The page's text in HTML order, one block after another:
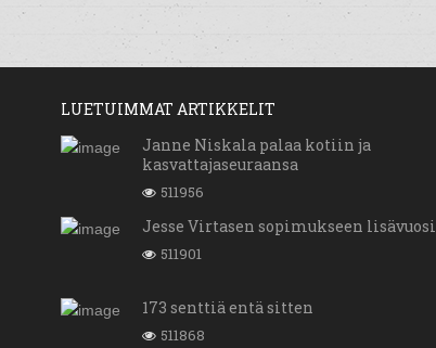
LUETUIMMAT ARTIKKELIT
Janne Niskala palaa kotiin ja
kasvattajaseuraansa
511956
Jesse Virtasen sopimukseen lisävuosi
511901
173 senttiä entä sitten
511868